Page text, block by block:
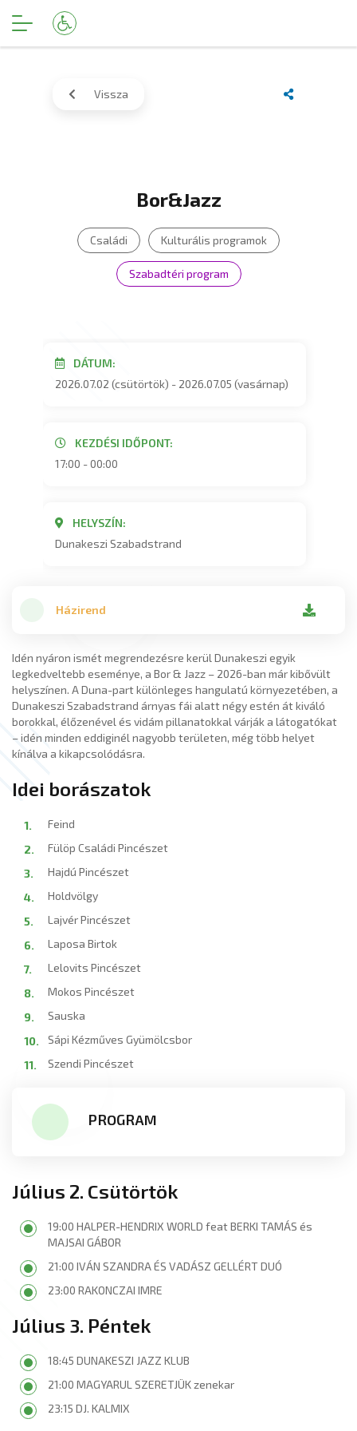
Vissza
Bor&Jazz
Családi Kulturális programok
Szabadtéri program
DÁTUM:
2026.07.02 (csütörtök) - 2026.07.05 (vasárnap)
KEZDÉSI IDŐPONT:
17:00 - 00:00
HELYSZÍN:
Dunakeszi Szabadstrand
Házirend
Idén nyáron ismét megrendezésre kerül Dunakeszi egyik
legkedveltebb eseménye, a Bor & Jazz – 2026-ban már kibővült
helyszínen. A Duna-part különleges hangulatú környezetében, a
Dunakeszi Szabadstrand árnyas fái alatt négy estén át kiváló
borokkal, élőzenével és vidám pillanatokkal várják a látogatókat
– idén minden eddiginél nagyobb területen, még több helyet
kínálva a kikapcsolódásra.
Idei borászatok
Feind
Fülöp Családi Pincészet
Hajdú Pincészet
Holdvölgy
Lajvér Pincészet
Laposa Birtok
Lelovits Pincészet
Mokos Pincészet
Sauska
Sápi Kézműves Gyümölcsbor
Szendi Pincészet
PROGRAM
Július 2. Csütörtök
19:00 HALPER-HENDRIX WORLD feat BERKI TAMÁS és
MAJSAI GÁBOR
21:00 IVÁN SZANDRA ÉS VADÁSZ GELLÉRT DUÓ
23:00 RAKONCZAI IMRE
Július 3. Péntek
18:45 DUNAKESZI JAZZ KLUB
21:00 MAGYARUL SZERETJÜK zenekar
23:15 DJ. KALMIX